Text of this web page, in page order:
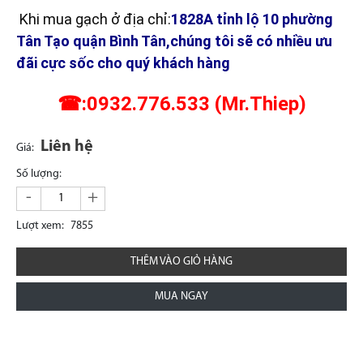
Khi mua gạch ở địa chỉ:1828A tỉnh lộ 10 phường
Tân Tạo quận Bình Tân,chúng tôi sẽ có nhiều ưu
đãi cực sốc cho quý khách hàng
☎:0932.776.533 (Mr.Thiep)
Giá: Liên hệ
Số lượng:
- +
Lượt xem: 7855
THÊM VÀO GIỎ HÀNG
MUA NGAY